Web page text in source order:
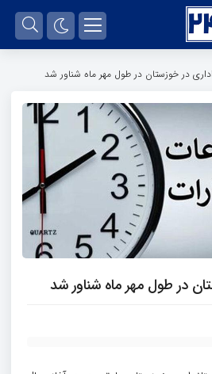
در خوزستان در طول مهر ماه شناور شد
در طول مهر ماه شناور شد